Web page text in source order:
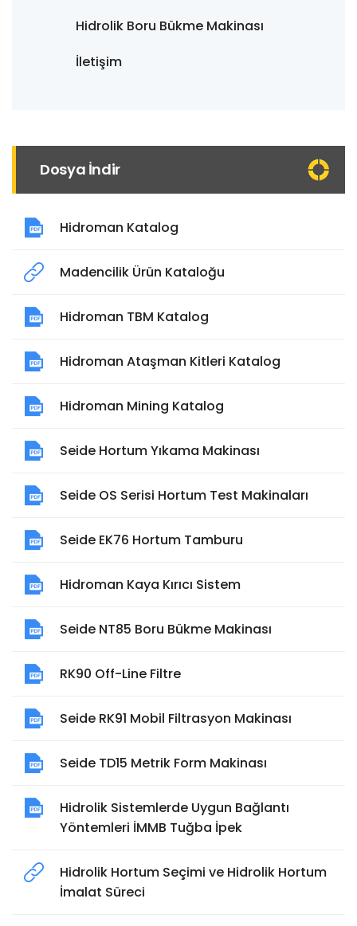
Hidrolik Boru Bükme Makinası
İletişim
Dosya İndir
Hidroman Katalog
Madencilik Ürün Kataloğu
Hidroman TBM Katalog
Hidroman Ataşman Kitleri Katalog
Hidroman Mining Katalog
Seide Hortum Yıkama Makinası
Seide OS Serisi Hortum Test Makinaları
Seide EK76 Hortum Tamburu
Hidroman Kaya Kırıcı Sistem
Seide NT85 Boru Bükme Makinası
RK90 Off-Line Filtre
Seide RK91 Mobil Filtrasyon Makinası
Seide TD15 Metrik Form Makinası
Hidrolik Sistemlerde Uygun Bağlantı
Yöntemleri İMMB Tuğba İpek
Hidrolik Hortum Seçimi ve Hidrolik Hortum
İmalat Süreci